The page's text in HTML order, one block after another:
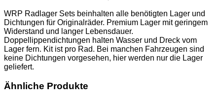
WRP Radlager Sets beinhalten alle benötigten Lager und
Dichtungen für Originalräder. Premium Lager mit geringem
Widerstand und langer Lebensdauer.
Doppellippendichtungen halten Wasser und Dreck vom
Lager fern. Kit ist pro Rad. Bei manchen Fahrzeugen sind
keine Dichtungen vorgesehen, hier werden nur die Lager
geliefert.
Ähnliche Produkte